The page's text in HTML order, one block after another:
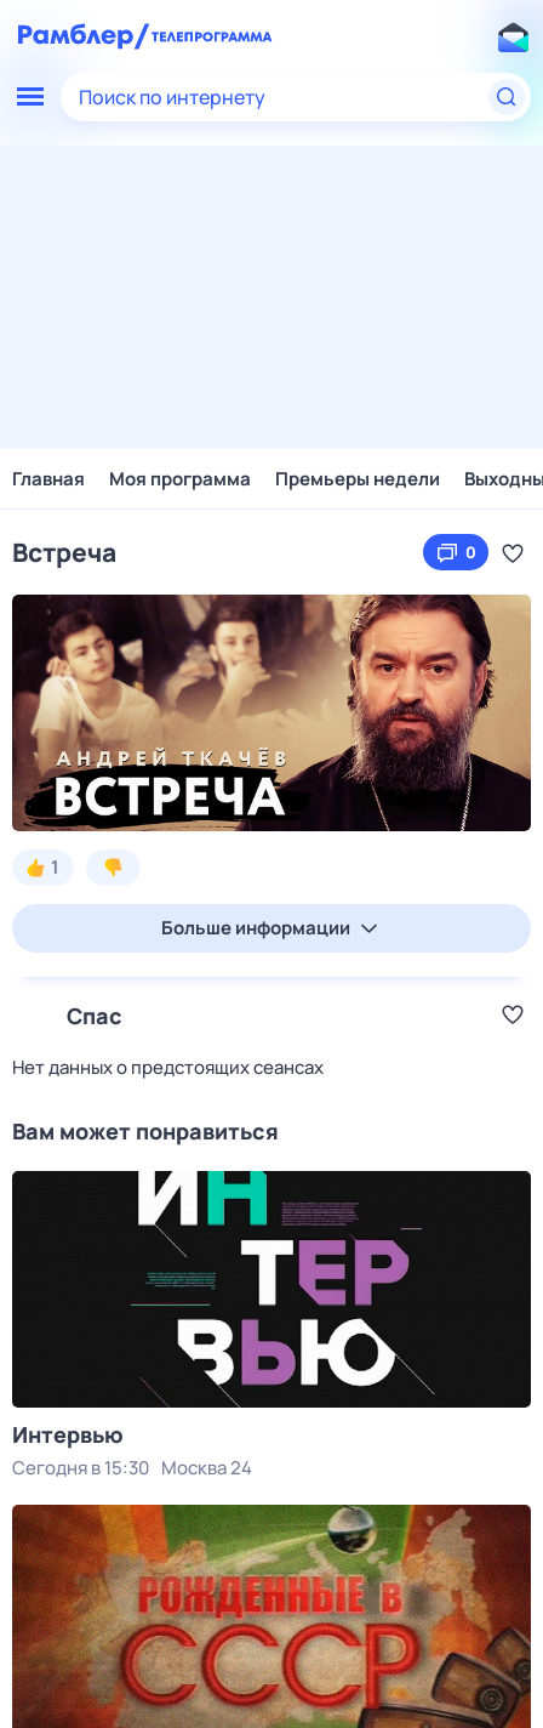
Поиск по интернету
Главная Моя программа Премьеры недели
Встреча 0
1
Больше информации
Спас
Нет данных о предстоящих сеансах
Вам может понравиться
Интервью
Сегодня в 15:30 Москва 24